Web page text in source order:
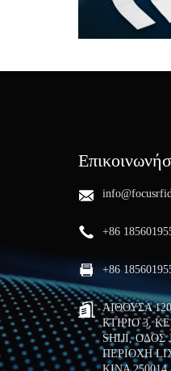
+86
+86
ΑΙΘΟΥΣΑ
ΚΤΙΡΙΟ 3,
SHIJI, ΟΔΟΣ
ΠΕΡΙΟΧΗ